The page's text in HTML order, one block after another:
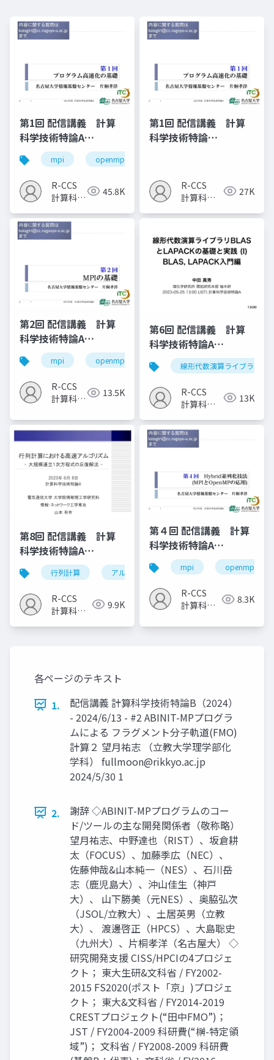
第1回 配信講義 計算
科学技術特論A
（2023）
mpi openmp
R-CCS
計算科学
室
45.8K
第1回 配信講義 計算
科学技術特論
R-CCS
計算科学
室
27K
第2回 配信講義 計算
科学技術特論A
（2023）
mpi openmp 計算科学 高性能計算技術
R-CCS
計算科学
室
13.5K
第6回 配信講義 計算
科学技術特論A
（2023）線形代数演算ライブラリ
R-CCS
計算科学
室
13K
第8回 配信講義 計算
科学技術特論A
（2023）行列計算 アルゴリズム 計算科学技術
R-CCS
計算科学
9.9K
第４回 配信講義 計算
科学技術特論A
（2023）
mpi openmp
R-CCS
計算科学
室
8.3K
各ページのテキスト
1.
配信講義 計算科学技術特論B（2024）
- 2024/6/13 - #2 ABINIT-MPプログラ
ムによる フラグメント分子軌道(FMO)
計算２ 望月祐志 （立教大学理学部化
学科） fullmoon@rikkyo.ac.jp
2024/5/30 1
2.
謝辞 ◇ABINIT-MPプログラムのコー
ド/ツールの主な開発関係者（敬称略）
望月祐志、中野達也（RIST）、坂倉耕
太（FOCUS）、加藤季広（NEC）、
佐藤伸哉&山本純一（NES）、石川岳
志（鹿児島大）、沖山佳生（神戸
大）、 山下勝美（元NES）、奥脇弘次
（JSOL/立教大）、土居英男（立教
大）、 渡邊啓正（HPCS）、大島聡史
（九州大）、片桐孝洋（名古屋大） ◇
研究開発支援 CISS/HPCIの4プロジェ
クト； 東大生研&文科省 / FY2002-
2015 FS2020(ポスト「京」)プロジェ
クト； 東大&文科省 / FY2014-2019
CRESTプロジェクト(“田中FMO”)；
JST / FY2004-2009 科研費(“榊-特定領
域”)； 文科省 / FY2008-2009 科研費